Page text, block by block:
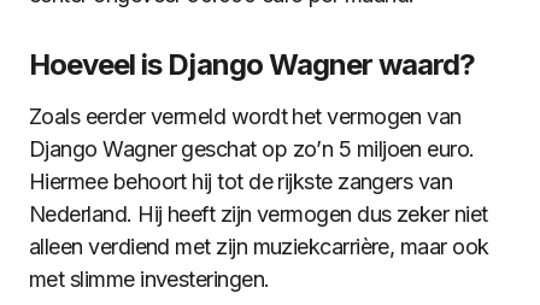
Hoeveel is Django Wagner waard?
Zoals eerder vermeld wordt het vermogen van
Django Wagner geschat op zo’n 5 miljoen euro.
Hiermee behoort hij tot de rijkste zangers van
Nederland. Hij heeft zijn vermogen dus zeker niet
alleen verdiend met zijn muziekcarrière, maar ook
met slimme investeringen.